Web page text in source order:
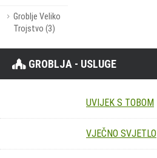
Groblje Veliko
Trojstvo (3)
GROBLJA - USLUGE
UVIJEK S TOBOM
VJEČNO SVJETLO